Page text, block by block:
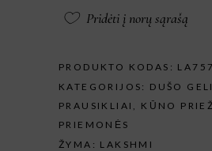
Pridėti į norų sąrašą
PRODUKTO KODAS:
KATEGORIJOS: DUŠO
PRAUSIKLIAI , KŪNO
PRIEMONĖS
ŽYMA: LAKSHMI